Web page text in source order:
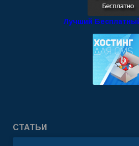
Лучший
СТАТЬИ